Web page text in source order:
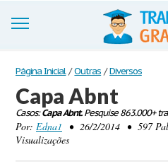
Trabalhos
Cadastre-se
Entre
Página Inicial / Outras / Diversos
Capa Abnt
Casos:Capa Abnt.Pesquise 863.000+
Por: Edna1 • 26/2/2014 • 597
Visualizações